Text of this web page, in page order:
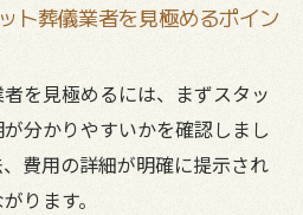
法を家族と話し合う際の注
遺骨供養で迷わない話し合
ングリッシュコッカースパ
ト葬儀業者を見極めるポイン
を見極めるには、まずスタッ
分かりやすいかを確認しまし
費用の詳細が明確に提示され
ります。